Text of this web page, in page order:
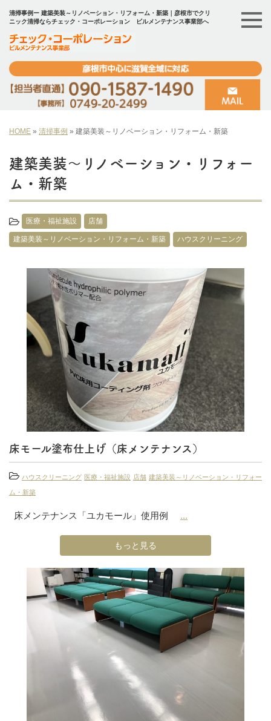
清掃事例ー 建築美装～リノベーション・リフォーム・新築｜彦根市でクリ
ニック清掃ならチェック・コーポレーション ビルメンテナンス事業部へ
HOME » 清掃事例 » 建築美装～リノベーション・リフォーム・新築
建築美装～リノベーション・リフォー
ム・新築
医療・福祉施設 店舗
建築美装～リノベーション・リフォーム・新築 ハウスクリーニング
床モール塗布仕上げ（床メンテナンス）
ハウスクリーニング 医療・福祉施設 店舗 建築美装～リノベーション・リフォー
ム・新築
床メンテナンス「ユカモール」使用例 ...
もっと見る